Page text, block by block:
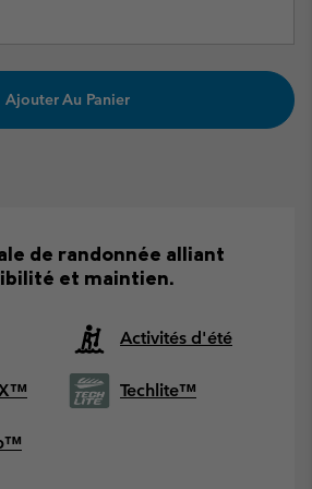
Ajouter Au Panier
de randonnée alliant
et maintien.
Activités d'été
Techlite™